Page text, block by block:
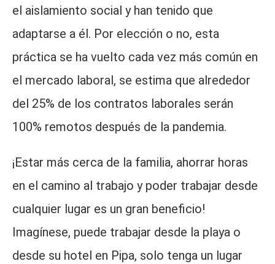
el aislamiento social y han tenido que
adaptarse a él. Por elección o no, esta
práctica se ha vuelto cada vez más común en
el mercado laboral, se estima que alrededor
del 25% de los contratos laborales serán
100% remotos después de la pandemia.
¡Estar más cerca de la familia, ahorrar horas
en el camino al trabajo y poder trabajar desde
cualquier lugar es un gran beneficio!
Imagínese, puede trabajar desde la playa o
desde su hotel en Pipa, solo tenga un lugar